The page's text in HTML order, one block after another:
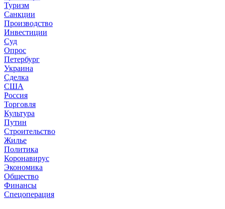
Туризм
Санкции
Производство
Инвестиции
Суд
Опрос
Петербург
Украина
Сделка
США
Россия
Торговля
Культура
Путин
Строительство
Жилье
Политика
Коронавирус
Экономика
Общество
Финансы
Спецоперация